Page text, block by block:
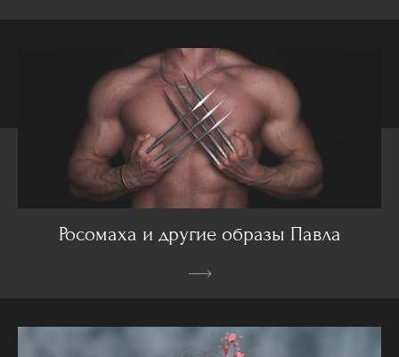
Росомаха и другие образы Павла